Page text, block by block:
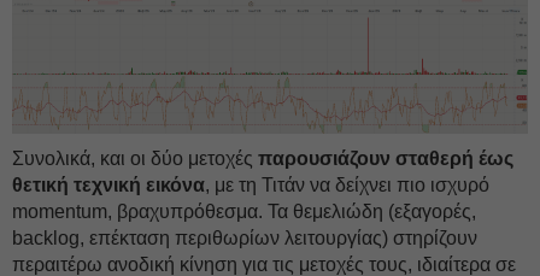
Συνολικά, και οι δύο μετοχές παρουσιάζουν σταθερή έως
θετική τεχνική εικόνα, με τη Τιτάν να δείχνει πιο ισχυρό
momentum, βραχυπρόθεσμα. Τα θεμελιώδη (εξαγορές,
backlog, επέκταση περιθωρίων λειτουργίας) στηρίζουν
περαιτέρω ανοδική κίνηση για τις μετοχές τους, ιδιαίτερα σε